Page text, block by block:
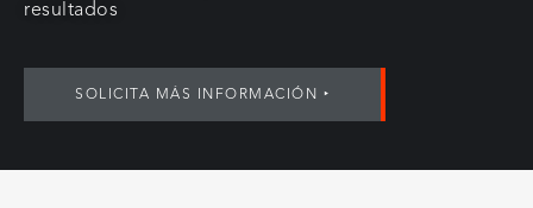
resultados
SOLICITA MÁS INFORMACIÓN ‣